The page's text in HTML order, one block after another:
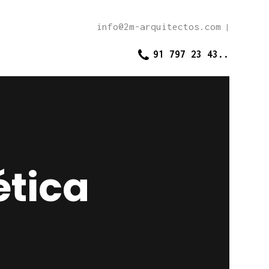
info@2m-arquitectos.com
91 797 23 43..